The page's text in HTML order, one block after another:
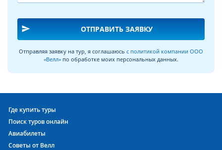
send ОТПРАВИТЬ ЗАЯВКУ
Отправляя заявку на тур, я соглашаюсь с политикой компании ООО
«Велл» по обработке моих персональных данных.
Где купить туры
Поиск туров онлайн
Авиабилеты
Советы от Велл